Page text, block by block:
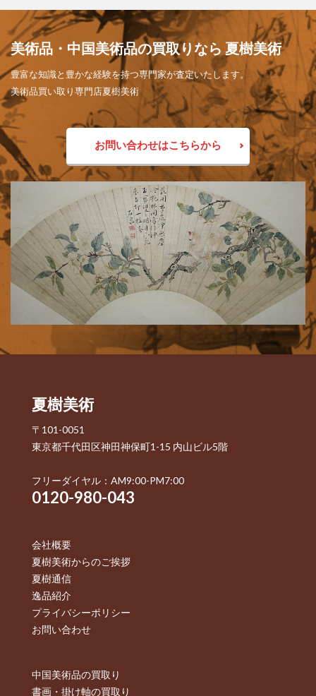
美術品・中国美術品の買取りなら 夏樹美術
豊富な知識と豊かな経験を持つ専門家が査定いたします。
美術品買い取り専門店夏樹美術
お問い合わせはこちらから
夏樹美術
〒101-0051
東京都千代田区神田神保町1-15 内山ビル5階
フリーダイヤル：AM9:00-PM7:00
0120-980-043
会社概要
夏樹美術からのご挨拶
夏樹通信
逸品紹介
プライバシーポリシー
お問い合わせ
中国美術品の買取り
書画・掛け軸の買取り